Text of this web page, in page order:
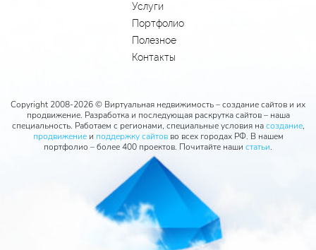
Услуги
Портфолио
Полезное
Контакты
Copyright 2008-2026 © Виртуальная недвижимость – создание сайтов и их
продвижение. Разработка и последующая раскрутка сайтов – наша
специальность. Работаем с регионами, специальные условия насоздание,
продвижениеи поддержку сайтовво всех городах РФ. В нашем
портфолио – более 400 проектов. Почитайте наши статьи.